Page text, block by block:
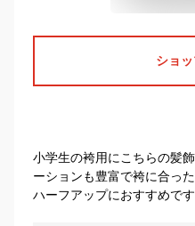
ショ
小学生の袴用にこちらの髪
ーションも豊富で袴に合っ
ハーフアップにおすすめです